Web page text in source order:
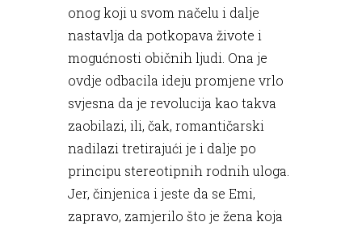
onog koji u svom načelu i dalje
nastavlja da potkopava živote i
mogućnosti običnih ljudi. Ona je
ovdje odbacila ideju promjene vrlo
svjesna da je revolucija kao takva
zaobilazi, ili, čak, romantičarski
nadilazi tretirajući je i dalje po
principu stereotipnih rodnih uloga.
Jer, činjenica i jeste da se Emi,
zapravo, zamjerilo što je žena koja